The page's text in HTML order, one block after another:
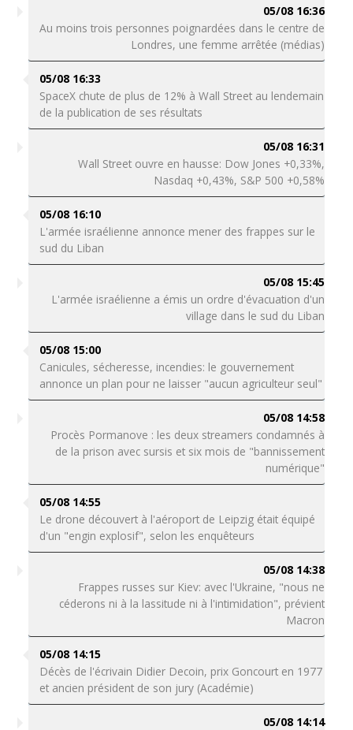
05/08 16:36
Au moins trois personnes poignardées dans le centre de
Londres, une femme arrêtée (médias)
05/08 16:33
SpaceX chute de plus de 12% à Wall Street au lendemain
de la publication de ses résultats
05/08 16:31
Wall Street ouvre en hausse: Dow Jones +0,33%,
Nasdaq +0,43%, S&P 500 +0,58%
05/08 16:10
L'armée israélienne annonce mener des frappes sur le
sud du Liban
05/08 15:45
L'armée israélienne a émis un ordre d'évacuation d'un
village dans le sud du Liban
05/08 15:00
Canicules, sécheresse, incendies: le gouvernement
annonce un plan pour ne laisser "aucun agriculteur seul"
05/08 14:58
Procès Pormanove : les deux streamers condamnés à
de la prison avec sursis et six mois de "bannissement
numérique"
05/08 14:55
Le drone découvert à l'aéroport de Leipzig était équipé
d'un "engin explosif", selon les enquêteurs
05/08 14:38
Frappes russes sur Kiev: avec l'Ukraine, "nous ne
céderons ni à la lassitude ni à l'intimidation", prévient
Macron
05/08 14:15
Décès de l'écrivain Didier Decoin, prix Goncourt en 1977
et ancien président de son jury (Académie)
05/08 14:14